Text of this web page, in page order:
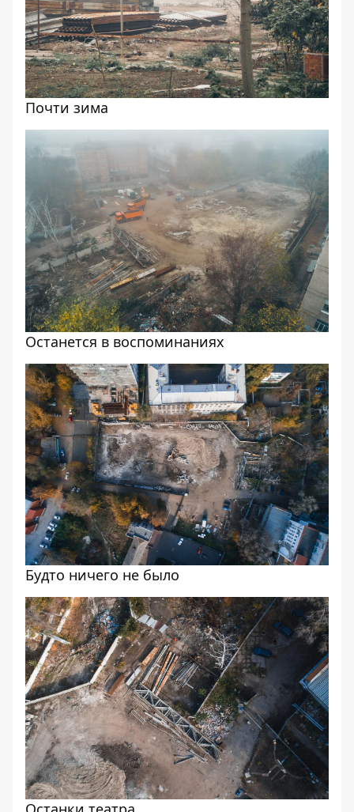
Почти зима
Останется в воспоминаниях
Будто ничего не было